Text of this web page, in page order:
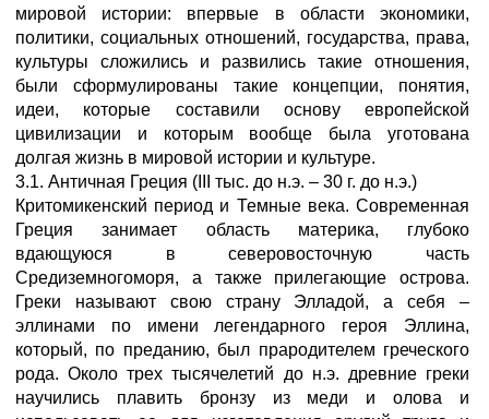
мировой истории: впервые в области экономики,
политики, социальных отношений, государства, права,
культуры сложились и развились такие отношения,
были сформулированы такие концепции, понятия,
идеи, которые составили основу европейской
цивилизации и которым вообще была уготована
долгая жизнь в мировой истории и культуре.
3.1. Античная Греция (III тыс. до н.э. – 30 г. до н.э.)
Критомикенский период и Темные века. Современная
Греция занимает область материка, глубоко
вдающуюся в северовосточную часть
Средиземногоморя, а также прилегающие острова.
Греки называют свою страну Элладой, а себя –
эллинами по имени легендарного героя Эллина,
который, по преданию, был прародителем греческого
рода. Около трех тысячелетий до н.э. древние греки
научились плавить бронзу из меди и олова и